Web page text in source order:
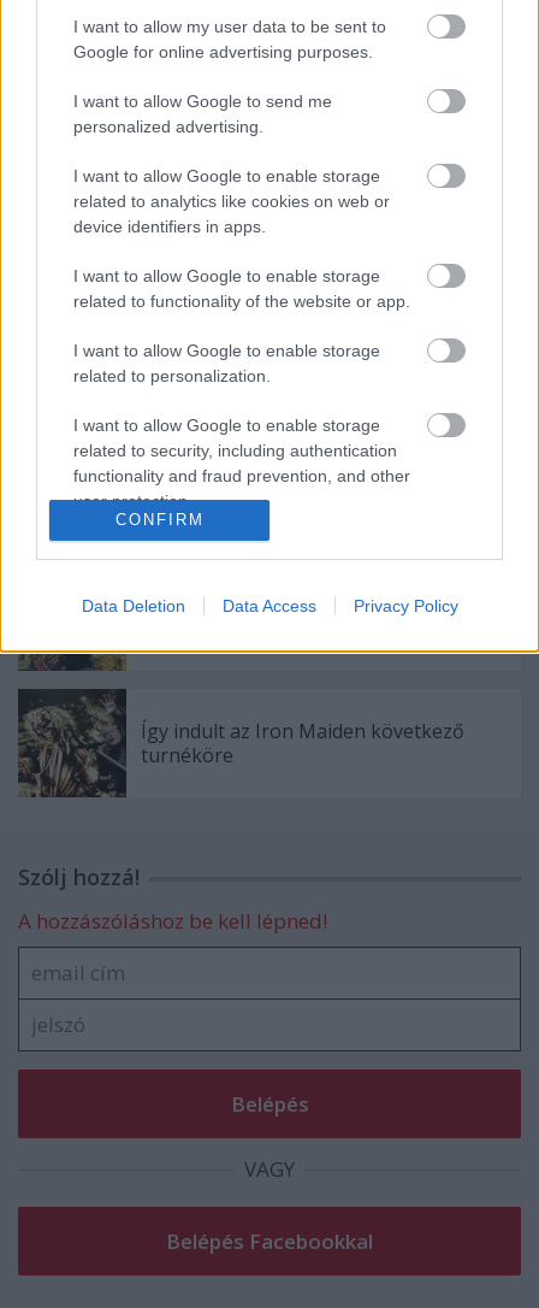
I want to allow my user data to be sent to
Google for online advertising purposes.
I want to allow Google to send me
personalized advertising.
I want to allow Google to enable storage
related to analytics like cookies on web or
device identifiers in apps.
I want to allow Google to enable storage
related to functionality of the website or app.
I want to allow Google to enable storage
related to personalization.
I want to allow Google to enable storage
related to security, including authentication
functionality and fraud prevention, and other
user protection.
CONFIRM
Data Deletion Data Access Privacy Policy
Címkék:iron maiden bruce dickinson
Bruce Dickinson vendégeskedett Billie
Videó érkezett az Eddfest-ről
Eladta zenei katalógusának felét az Iron
Maiden
Iron Maiden | Anthrax @ Pozsony,
Národný futbalový štadión, 2026. május
Így indult az Iron Maiden következő
turnéköre
Szólj hozzá!
A hozzászóláshoz be kell lépned!
VAGY